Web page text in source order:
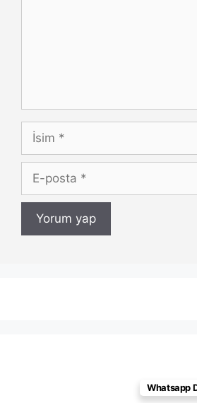
İsim
posta
Whatsapp